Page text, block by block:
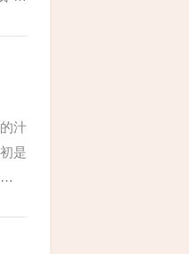
汁
是
球